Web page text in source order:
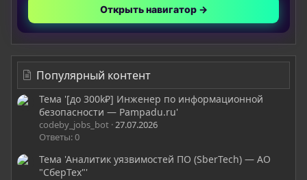
Открыть навигатор →
Популярный контент
Тема '[до 300k₽] Инженер по информационной
безопасности — Pampadu.ru'
codeby_jobs_bot 27.07.2026
Ответы: 0
Тема 'Аналитик уязвимостей ПО (SberTech) — АО
"СберТех"'